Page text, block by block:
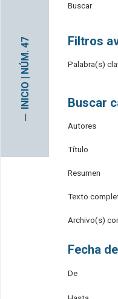
─
INICIO | NÚM. 47
Buscar
Filtros
Palabra(s)
Buscar
Autores
Título
Resumen
Texto
Archivo(s)
Fecha
De